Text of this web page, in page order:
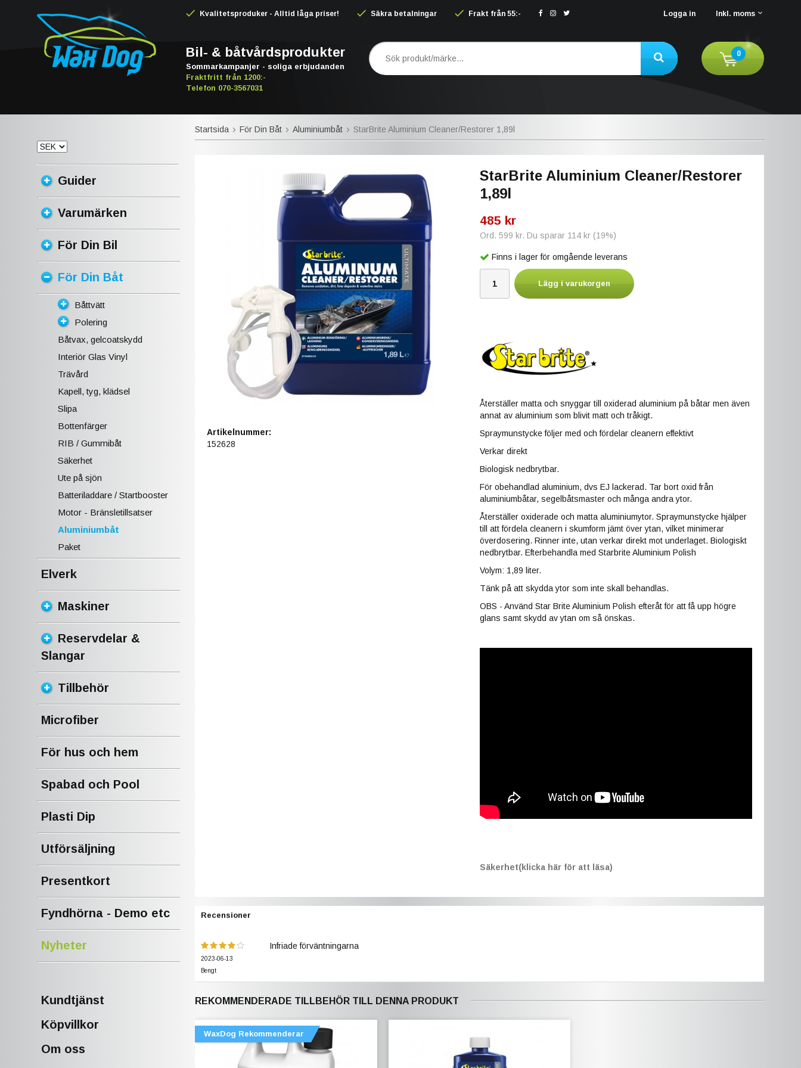
Kvalitetsproduker - Alltid låga priser! Säkra betalningar Frakt från 55:- Logga in Inkl. moms
Bil- & båtvårdsprodukter
Sommarkampanjer - soliga erbjudanden
Fraktfritt från 1200:-
Telefon 070-3567031
0
Guider
Varumärken
För Din Bil
För Din Båt
Båttvätt
Polering
Båtvax, gelcoatskydd
Interiör Glas Vinyl
Trävård
Kapell, tyg, klädsel
Slipa
Bottenfärger
RIB / Gummibåt
Säkerhet
Ute på sjön
Batteriladdare / Startbooster
Motor - Bränsletillsatser
Aluminiumbåt
Paket
Elverk
Maskiner
Reservdelar &
Slangar
Tillbehör
Microfiber
För hus och hem
Spabad och Pool
Plasti Dip
Utförsäljning
Presentkort
Fyndhörna - Demo etc
Nyheter
Kundtjänst
Köpvillkor
Om oss
Startsida För Din Båt Aluminiumbåt StarBrite Aluminium Cleaner/Restorer 1,89l
StarBrite Aluminium Cleaner/Restorer
1,89l
485 kr
Ord. 599 kr. Du sparar 114 kr(19%)
Finns i lager för omgående leverans
Lägg i varukorgen
Återställer matta och snyggar till oxiderad aluminium på båtar men även
annat av aluminium som blivit matt och tråkigt.
Spraymunstycke följer med och fördelar cleanern effektivt
Verkar direkt
Biologisk nedbrytbar.
För obehandlad aluminium, dvs EJ lackerad. Tar bort oxid från
aluminiumbåtar, segelbåtsmaster och många andra ytor.
Återställer oxiderade och matta aluminiumytor. Spraymunstycke hjälper
till att fördela cleanern i skumform jämt över ytan, vilket minimerar
överdosering. Rinner inte, utan verkar direkt mot underlaget. Biologiskt
nedbrytbar. Efterbehandla med Starbrite Aluminium Polish
Volym: 1,89 liter.
Tänk på att skydda ytor som inte skall behandlas.
OBS - Använd Star Brite Aluminium Polish efteråt för att få upp högre
glans samt skydd av ytan om så önskas.
Säkerhet(klicka här för att läsa)
Artikelnummer:
152628
Recensioner
2023-06-13
Bengt
Infriade förväntningarna
REKOMMENDERADE TILLBEHÖR TILL DENNA PRODUKT
WaxDog Rekommenderar